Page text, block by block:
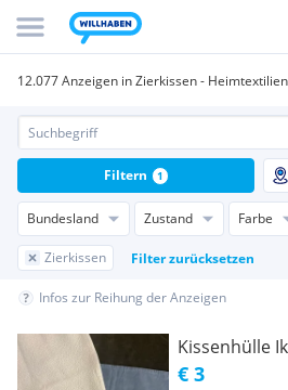
12.077 Anzeigen in Zierkissen - Heimtextilien
Bundesland Zustand Farbe
Zierkissen Filter zurücksetzen
Filtern 1
Infos zur Reihung der Anzeigen
Kissenhülle
€ 3